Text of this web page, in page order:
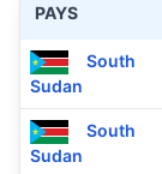
PAYS
South
Sudan
South
Sudan